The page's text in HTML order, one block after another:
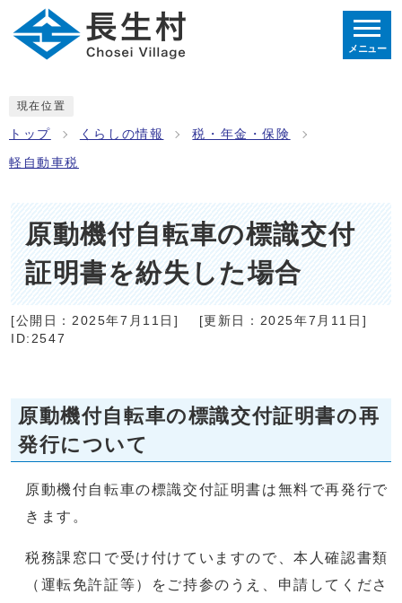
メニュー
現在位置
トップ くらしの情報 税・年金・保険
軽自動車税
原動機付自転車の標識交付
証明書を紛失した場合
[公開日： 2025年7月11日 ] [更新日： 2025年7月11日 ]
ID:2547
原動機付自転車の標識交付証明書の再
発行について
原動機付自転車の標識交付証明書は無料で再発行で
きます。
税務課窓口で受け付けていますので、本人確認書類
（運転免許証等）をご持参のうえ、申請してくださ